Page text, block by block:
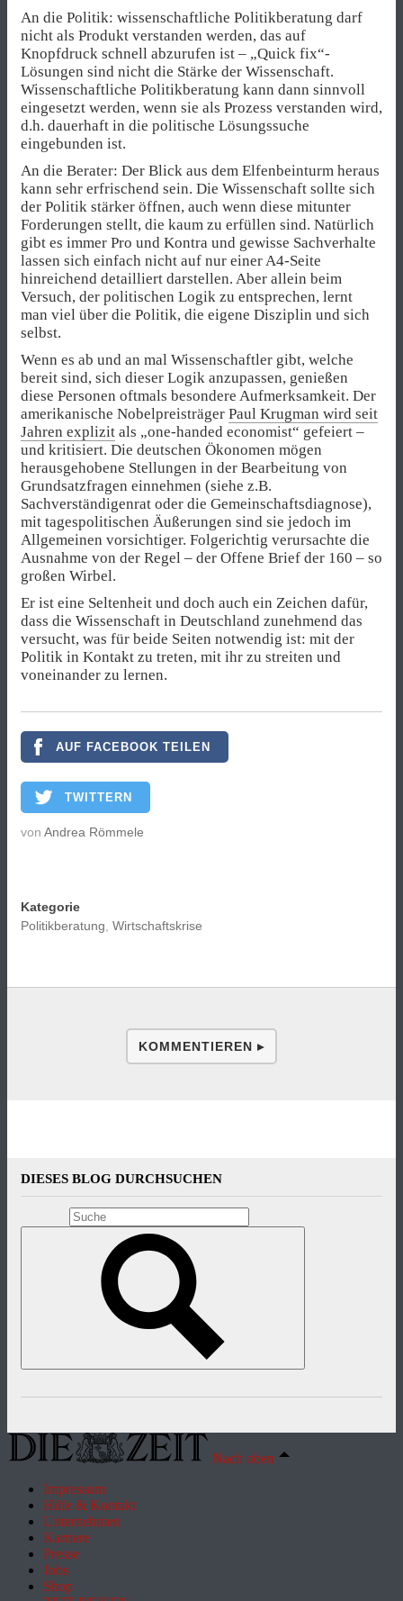
An die Politik: wissenschaftliche Politikberatung darf
nicht als Produkt verstanden werden, das auf
Knopfdruck schnell abzurufen ist – „Quick fix“-
Lösungen sind nicht die Stärke der Wissenschaft.
Wissenschaftliche Politikberatung kann dann sinnvoll
eingesetzt werden, wenn sie als Prozess verstanden wird,
d.h. dauerhaft in die politische Lösungssuche
eingebunden ist.
An die Berater: Der Blick aus dem Elfenbeinturm heraus
kann sehr erfrischend sein. Die Wissenschaft sollte sich
der Politik stärker öffnen, auch wenn diese mitunter
Forderungen stellt, die kaum zu erfüllen sind. Natürlich
gibt es immer Pro und Kontra und gewisse Sachverhalte
lassen sich einfach nicht auf nur einer A4-Seite
hinreichend detailliert darstellen. Aber allein beim
Versuch, der politischen Logik zu entsprechen, lernt
man viel über die Politik, die eigene Disziplin und sich
selbst.
Wenn es ab und an mal Wissenschaftler gibt, welche
bereit sind, sich dieser Logik anzupassen, genießen
diese Personen oftmals besondere Aufmerksamkeit. Der
amerikanische Nobelpreisträger Paul Krugman wird seit
Jahren explizit als „one-handed economist“ gefeiert –
und kritisiert. Die deutschen Ökonomen mögen
herausgehobene Stellungen in der Bearbeitung von
Grundsatzfragen einnehmen (siehe z.B.
Sachverständigenrat oder die Gemeinschaftsdiagnose),
mit tagespolitischen Äußerungen sind sie jedoch im
Allgemeinen vorsichtiger. Folgerichtig verursachte die
Ausnahme von der Regel – der Offene Brief der 160 – so
großen Wirbel.
Er ist eine Seltenheit und doch auch ein Zeichen dafür,
dass die Wissenschaft in Deutschland zunehmend das
versucht, was für beide Seiten notwendig ist: mit der
Politik in Kontakt zu treten, mit ihr zu streiten und
voneinander zu lernen.
AUF FACEBOOK TEILEN
TWITTERN
von Andrea Römmele
Kategorie
Politikberatung, Wirtschaftskrise
KOMMENTIEREN ▸
DIESES BLOG DURCHSUCHEN
Nach oben
Impressum
Hilfe & Kontakt
Unternehmen
Karriere
Presse
Jobs
Shop